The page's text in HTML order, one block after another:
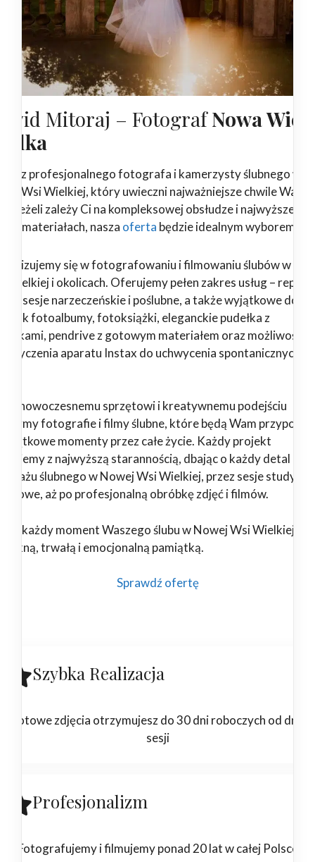
Mitoraj – FotografNowa Wieś
profesjonalnego fotografa i kamerzysty ślubnego w
Wsi Wielkiej, który uwieczni najważniejsze chwile
Jeżeli zależy Ci na kompleksowej obsłudze i najwyższej
materiałach, nasza oferta będzie idealnym wyborem!
się w fotografowaniu i filmowaniu ślubów w
Wielkiej i okolicach. Oferujemy pełen zakres usług –
sesje narzeczeńskie i poślubne, a także wyjątkowe
jak fotoalbumy, fotoksiążki, eleganckie pudełka z
pendrive z gotowym materiałem oraz możliwość
aparatu Instax do uchwycenia spontanicznych
nowoczesnemu sprzętowi i kreatywnemu podejściu
fotografie i filmy ślubne, które będą Wam
momenty przez całe życie. Każdy projekt
z najwyższą starannością, dbając o każdy detal – od
ślubnego w Nowej Wsi Wielkiej, przez sesje studyjne
aż po profesjonalną obróbkę zdjęć i filmów.
każdy moment Waszego ślubu w Nowej Wsi Wielkiej
trwałą i emocjonalną pamiątką.
Sprawdź ofertę
Szybka Realizacja
Gotowe zdjęcia otrzymujesz do 30 dni roboczych od dnia
sesji
Profesjonalizm
Fotografujemy i filmujemy ponad 20 lat w całej Polsce